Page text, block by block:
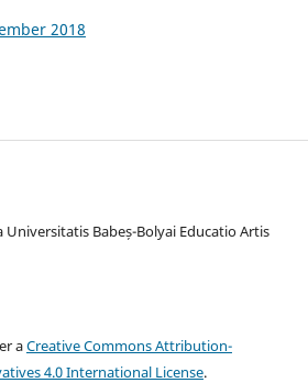
2018
Babeș-Bolyai Educatio Artis
aCreative Commons Attribution-
4.0 International License.